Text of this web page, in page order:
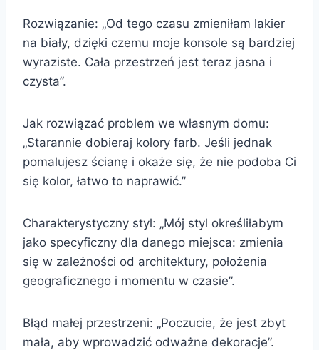
Rozwiązanie: „Od tego czasu zmieniłam lakier
na biały, dzięki czemu moje konsole są bardziej
wyraziste. Cała przestrzeń jest teraz jasna i
czysta”.
Jak rozwiązać problem we własnym domu:
„Starannie dobieraj kolory farb. Jeśli jednak
pomalujesz ścianę i okaże się, że nie podoba Ci
się kolor, łatwo to naprawić.”
Charakterystyczny styl: „Mój styl określiłabym
jako specyficzny dla danego miejsca: zmienia
się w zależności od architektury, położenia
geograficznego i momentu w czasie”.
Błąd małej przestrzeni: „Poczucie, że jest zbyt
mała, aby wprowadzić odważne dekoracje”.